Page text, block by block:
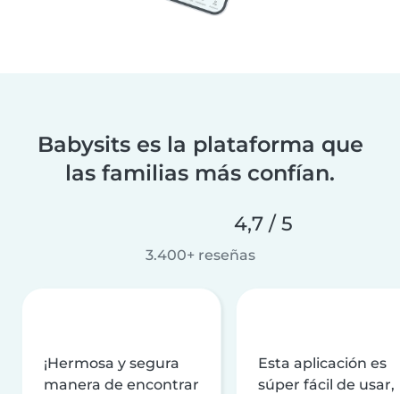
Babysits es la plataforma que
las familias más confían.
4,7 / 5
3.400+ reseñas
¡Hermosa y segura
manera de encontrar
Esta aplicación es
súper fácil de usar,